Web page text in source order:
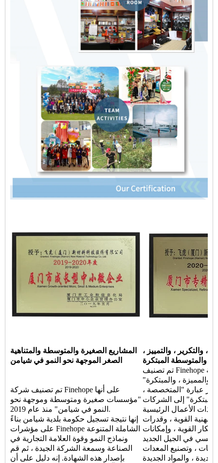
المشاريع الصغيرة والمتوسطة والمتناهية
الصغر الموجهة نحو النمو في شيامن
والتكرير ، والتمييز ،
والمتوسطة المبتكرة
تم تصنيف شركة Finehope على أنها
"مؤسسات صغيرة ومتوسطة وموجهة نحو
النمو في شيامن" منذ عام 2019.
إنها نتيجة تسجيل حكومة بلدية شيامن بناءً
على مؤشرات Finehope الشاملة المتنوعة
ونماذج النمو وقوة العلامة التجارية في
الصناعة وسمعة الشركة الجيدة ، ثم قم
بإصدار هذه الشهادة. إنه دليل على أن
تم تصنيف Finehope على أنها "شركة Xiamen
والمميزة ، والمبتكرة"
عام 2020. تشير عبارة "المتخصصة ،
والمبتكرة" إلى الشركات
ذات الأعمال الرئيسية
القوية ، وقدرات
القوية ، وإمكانات
في الجيل الجديد
، وتصنيع المعدات
، والمواد الجديدة